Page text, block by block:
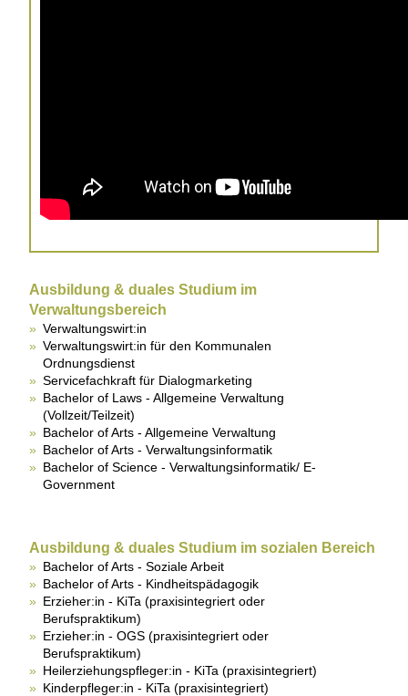
Ausbildung & duales Studium im
Verwaltungsbereich
Verwaltungswirt:in
Verwaltungswirt:in für den Kommunalen
Ordnungsdienst
Servicefachkraft für Dialogmarketing
Bachelor of Laws - Allgemeine Verwaltung
(Vollzeit/Teilzeit)
Bachelor of Arts - Allgemeine Verwaltung
Bachelor of Arts - Verwaltungsinformatik
Bachelor of Science - Verwaltungsinformatik/ E-
Government
Ausbildung & duales Studium im sozialen Bereich
Bachelor of Arts - Soziale Arbeit
Bachelor of Arts - Kindheitspädagogik
Erzieher:in - KiTa (praxisintegriert oder
Berufspraktikum)
Erzieher:in - OGS (praxisintegriert oder
Berufspraktikum)
Heilerziehungspfleger:in - KiTa (praxisintegriert)
Kinderpfleger:in - KiTa (praxisintegriert)